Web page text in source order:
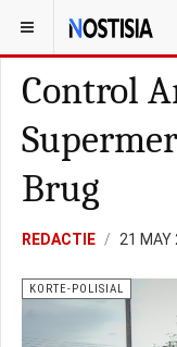
YOU ARE HERE: ARUBA
Control
Brug
REDACTIE 21 MAY
KORTE-POLISIAL